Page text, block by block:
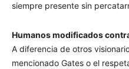
siempre presente sin
Humanos modificados
A diferencia de otros
mencionado Gates o el